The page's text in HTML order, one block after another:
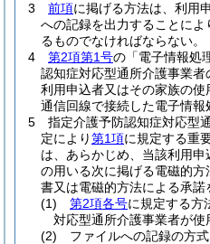
3
前項に掲げる方法は、利用
への記録を出力することに
るものでなければならない。
4
第2項第1号の「電子情報処
認知症対応型通所介護事業者
利用申込者又はその家族の
通信回線で接続した電子情報
5
指定介護予防認知症対応型
定により第1項に規定する重
は、あらかじめ、当該利用
の用いる次に掲げる電磁的
書又は電磁的方法による承諾
(1)
第2項各号に規定する方
対応型通所介護事業者が使
(2)
ファイルへの記録の方式